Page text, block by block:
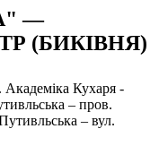
—
(БИКІВНЯ)
Кухаря -
– пров.
– вул.